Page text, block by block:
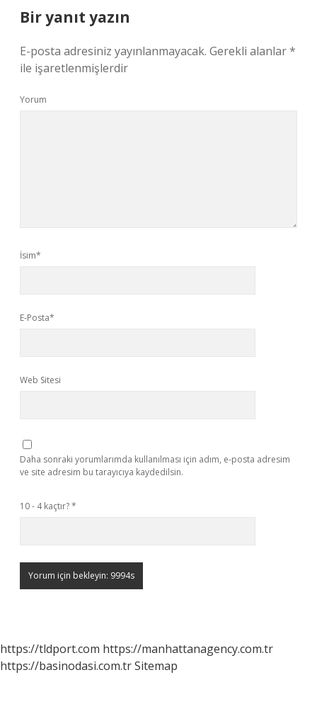
Bir yanıt yazın
E-posta adresiniz yayınlanmayacak. Gerekli alanlar*
ile işaretlenmişlerdir
Yorum
İsim*
E-Posta*
Web Sitesi
Daha sonraki yorumlarımda kullanılması için adım, e-posta adresim
ve site adresim bu tarayıcıya kaydedilsin.
10 - 4 kaçtır?*
https://tldport.com https://manhattanagency.com.tr
https://basinodasi.com.trSitemap